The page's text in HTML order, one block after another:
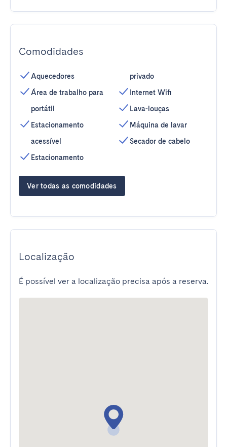
Comodidades
Aquecedores
Área de trabalho para
portátil
Estacionamento
acessível
Estacionamento
privado
Internet Wifi
Lava-louças
Máquina de lavar
Secador de cabelo
Ver todas as comodidades
Localização
É possível ver a localização precisa após a reserva.